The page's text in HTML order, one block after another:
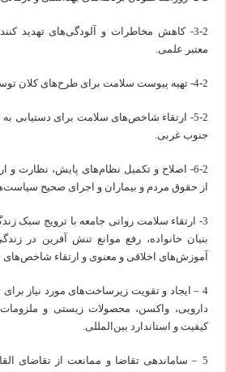
3-2- کاهش مخاطرات و آلودگی‌های تهدید
معتبر علمی.
4-2- تهیه پیوست سلامت برای طرح‌های کلان توسعه‌ای.
5-2- ارتقاء شاخص‌های سلامت برای دستیابی
جنوب غربی.
6-2- اصلاح و تکمیل نظام‌های پایش، نظارت و
از حقوق مردم و بیماران و اجرای صحیح
3- ارتقاء سلامت روانی جامعه با ترویج سبک
بنیان خانواده، رفع موانع تنش آفرین در
آموزش‌های اخلاقی و معنوی و ارتقاء
4 – ایجاد و تقویت زیرساخت‌های مورد نیاز برای
دارویی، واکسن، محصولات زیستی و
کیفیت و استاندارد بین‌المللی.
5 – ساماندهی تقاضا و ممانعت از تقاضای